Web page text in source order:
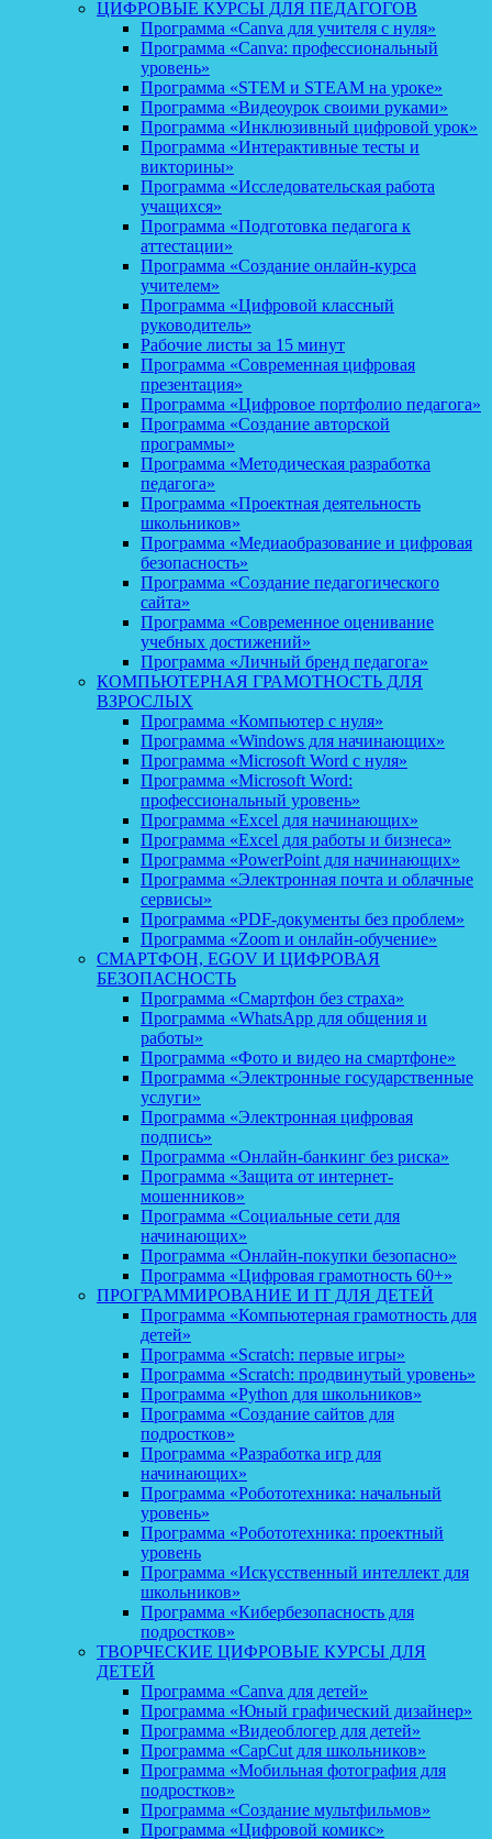
ЦИФРОВЫЕ КУРСЫ ДЛЯ ПЕДАГОГОВ
Программа «Canva для учителя с нуля»
Программа «Canva: профессиональный
уровень»
Программа «STEM и STEAM на уроке»
Программа «Видеоурок своими руками»
Программа «Инклюзивный цифровой урок»
Программа «Интерактивные тесты и
викторины»
Программа «Исследовательская работа
учащихся»
Программа «Подготовка педагога к
аттестации»
Программа «Создание онлайн-курса
учителем»
Программа «Цифровой классный
руководитель»
Рабочие листы за 15 минут
Программа «Современная цифровая
презентация»
Программа «Цифровое портфолио педагога»
Программа «Создание авторской
программы»
Программа «Методическая разработка
педагога»
Программа «Проектная деятельность
школьников»
Программа «Медиаобразование и цифровая
безопасность»
Программа «Создание педагогического
сайта»
Программа «Современное оценивание
учебных достижений»
Программа «Личный бренд педагога»
КОМПЬЮТЕРНАЯ ГРАМОТНОСТЬ ДЛЯ
ВЗРОСЛЫХ
Программа «Компьютер с нуля»
Программа «Windows для начинающих»
Программа «Microsoft Word с нуля»
Программа «Microsoft Word:
профессиональный уровень»
Программа «Excel для начинающих»
Программа «Excel для работы и бизнеса»
Программа «PowerPoint для начинающих»
Программа «Электронная почта и облачные
сервисы»
Программа «PDF-документы без проблем»
Программа «Zoom и онлайн-обучение»
СМАРТФОН, EGOV И ЦИФРОВАЯ
БЕЗОПАСНОСТЬ
Программа «Смартфон без страха»
Программа «WhatsApp для общения и
работы»
Программа «Фото и видео на смартфоне»
Программа «Электронные государственные
услуги»
Программа «Электронная цифровая
подпись»
Программа «Онлайн-банкинг без риска»
Программа «Защита от интернет-
мошенников»
Программа «Социальные сети для
начинающих»
Программа «Онлайн-покупки безопасно»
Программа «Цифровая грамотность 60+»
ПРОГРАММИРОВАНИЕ И IT ДЛЯ ДЕТЕЙ
Программа «Компьютерная грамотность для
детей»
Программа «Scratch: первые игры»
Программа «Scratch: продвинутый уровень»
Программа «Python для школьников»
Программа «Создание сайтов для
подростков»
Программа «Разработка игр для
начинающих»
Программа «Робототехника: начальный
уровень»
Программа «Робототехника: проектный
уровень
Программа «Искусственный интеллект для
школьников»
Программа «Кибербезопасность для
подростков»
ТВОРЧЕСКИЕ ЦИФРОВЫЕ КУРСЫ ДЛЯ
ДЕТЕЙ
Программа «Canva для детей»
Программа «Юный графический дизайнер»
Программа «Видеоблогер для детей»
Программа «CapCut для школьников»
Программа «Мобильная фотография для
подростков»
Программа «Создание мультфильмов»
Программа «Цифровой комикс»